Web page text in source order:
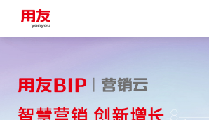
Singapore Malaysia